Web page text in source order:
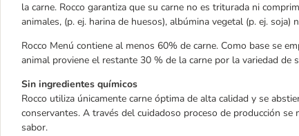
la carne. Rocco garantiza que su carne no es triturada ni
animales, (p. ej. harina de huesos), albúmina vegetal (p. ej. soja)
Rocco Menú contiene al menos 60% de carne. Como base se
animal proviene el restante 30 % de la carne por la variedad de
Sin ingredientes químicos
Rocco utiliza únicamente carne óptima de alta calidad y se
conservantes. A través del cuidadoso proceso de producción
sabor.